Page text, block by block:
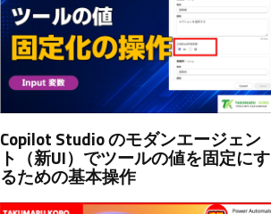
Copilot Studio のモダンエージェン
ト（新UI）でツールの値を固定にす
るための基本操作